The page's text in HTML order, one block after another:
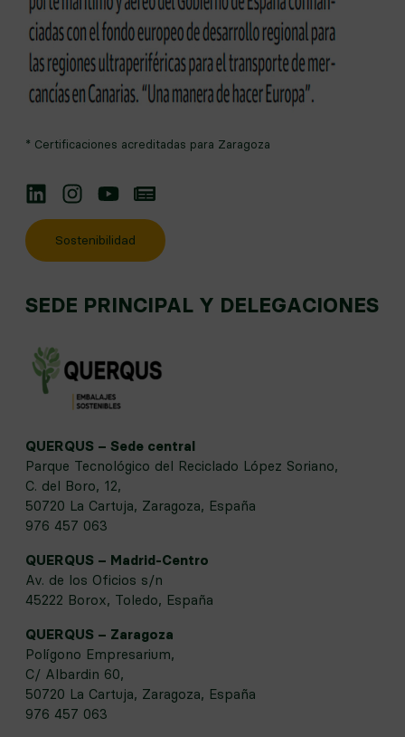
* Certificaciones acreditadas para Zaragoza
LinkedinInstagramYouTubeNoticias
Sostenibilidad
SEDE PRINCIPAL Y DELEGACIONES
QUERQUS – Sede central
Parque Tecnológico del Reciclado López Soriano,
C. del Boro, 12,
50720 La Cartuja, Zaragoza, España
976 457 063
QUERQUS – Madrid-Centro
Av. de los Oficios s/n
45222 Borox, Toledo, España
QUERQUS – Zaragoza
Polígono Empresarium,
C/ Albardin 60,
50720 La Cartuja, Zaragoza, España
976 457 063